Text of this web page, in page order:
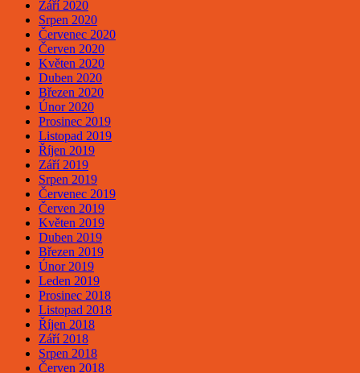
Září 2020
Srpen 2020
Červenec 2020
Červen 2020
Květen 2020
Duben 2020
Březen 2020
Únor 2020
Prosinec 2019
Listopad 2019
Říjen 2019
Září 2019
Srpen 2019
Červenec 2019
Červen 2019
Květen 2019
Duben 2019
Březen 2019
Únor 2019
Leden 2019
Prosinec 2018
Listopad 2018
Říjen 2018
Září 2018
Srpen 2018
Červen 2018